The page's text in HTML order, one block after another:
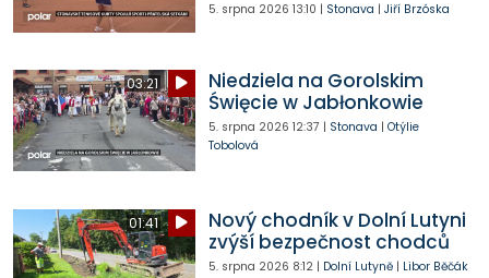
5. srpna 2026 13:10 | Stonava | Jiří Brzóska
03:21
Niedziela na Gorolskim
Święcie w Jabłonkowie
5. srpna 2026 12:37 | Stonava | Otýlie
Tobolová
01:41
Nový chodník v Dolní Lutyni
zvýší bezpečnost chodců
5. srpna 2026 8:12| Dolní Lutyně| Libor Běčák